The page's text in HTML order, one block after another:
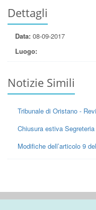
Dettagli
Data: 08-09-2017
Luogo:
Notizie Simili
Tribunale di Oristano -
Chiusura estiva Segreteria
Modifiche dell’articolo 9